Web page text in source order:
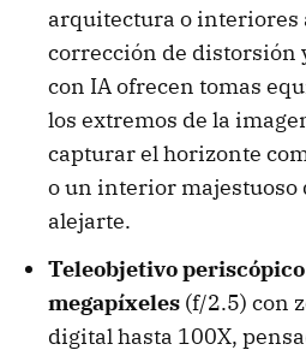
arquitectura o interiores
corrección de distorsión
con IA ofrecen tomas
los extremos de la
capturar el horizonte
o un interior majestuoso
alejarte.
Teleobjetivo
megapíxeles (f/2.5) con
digital hasta 100X,